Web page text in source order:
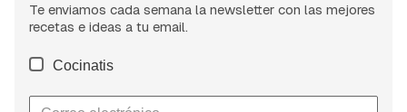
Te enviamos cada semana la newsletter con las mejores
recetas e ideas a tu email.
Cocinatis